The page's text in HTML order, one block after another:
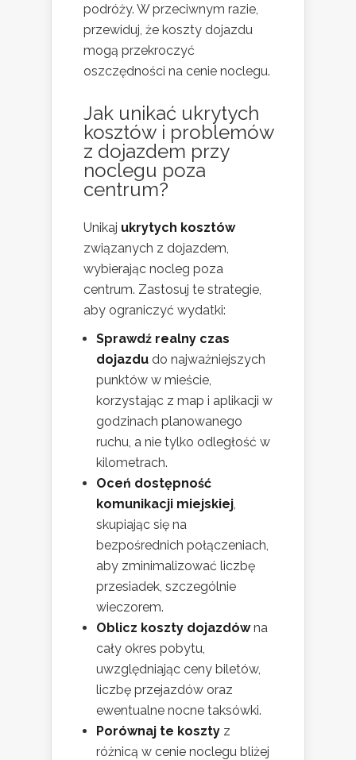
podróży. W przeciwnym razie,
przewiduj, że koszty dojazdu
mogą przekroczyć
oszczędności na cenie noclegu.
Jak unikać ukrytych
kosztów i problemów
z dojazdem przy
noclegu poza
centrum?
Unikaj ukrytych kosztów
związanych z dojazdem,
wybierając nocleg poza
centrum. Zastosuj te strategie,
aby ograniczyć wydatki:
Sprawdź realny czas
dojazdu do najważniejszych
punktów w mieście,
korzystając z map i aplikacji w
godzinach planowanego
ruchu, a nie tylko odległość w
kilometrach.
Oceń dostępność
komunikacji miejskiej
skupiając się na
bezpośrednich połączeniach,
aby zminimalizować liczbę
przesiadek, szczególnie
wieczorem.
Oblicz koszty dojazdówna
cały okres pobytu,
uwzględniając ceny biletów,
liczbę przejazdów oraz
ewentualne nocne taksówki.
Porównaj te koszty z
różnicą w cenie noclegu bliżej